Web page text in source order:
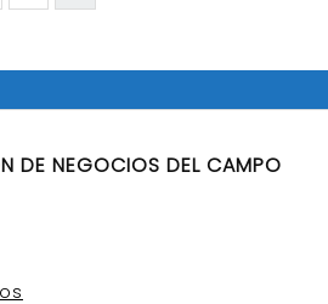
DE NEGOCIOS DEL CAMPO